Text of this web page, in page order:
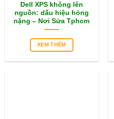
Dell XPS không lên
nguồn: dấu hiệu hỏng
nặng – Nơi Sửa Tphcm
XEM THÊM